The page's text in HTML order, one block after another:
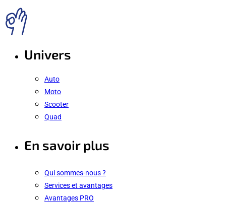
Univers
Auto
Moto
Scooter
Quad
En savoir plus
Qui sommes-nous ?
Services et avantages
Avantages PRO